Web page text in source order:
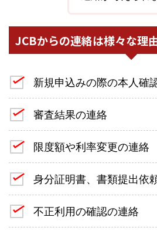
JCBからの連絡は様々な理
新規申込みの際の本人確
審査結果の連絡
限度額や利率変更の連絡
身分証明書、書類提出依
不正利用の確認の連絡